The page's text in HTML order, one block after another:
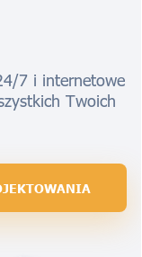
7 i internetowe
Twoich